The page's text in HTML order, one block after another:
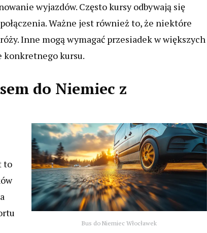
wyjazdów. Często kursy odbywają się
Ważne jest również to, że niektóre
Inne mogą wymagać przesiadek w większych
konkretnego kursu.
do Niemiec z
Bus do Niemiec Włocławek
to